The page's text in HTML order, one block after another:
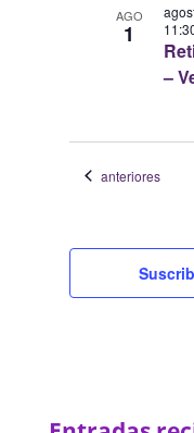
AGO
1
–
Eventos
anteriores